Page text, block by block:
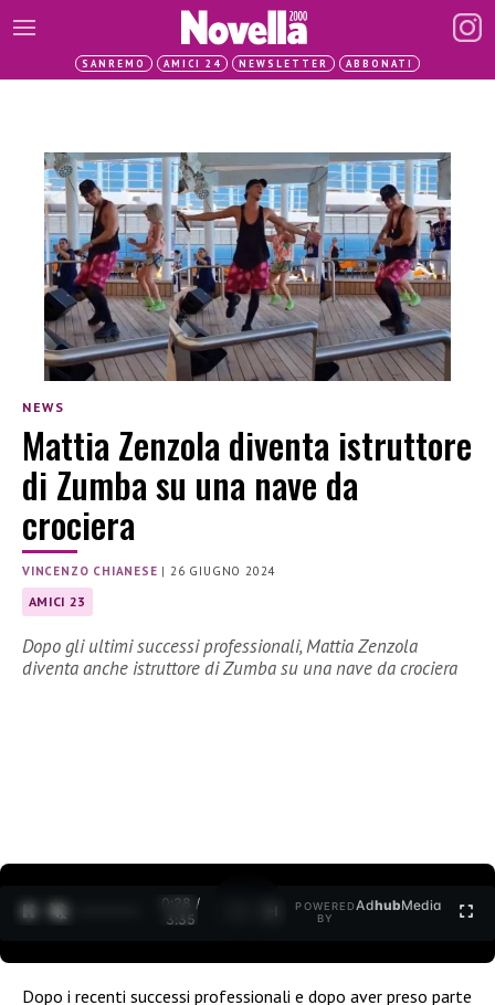
SANREMO AMICI 24 NEWSLETTER ABBONATI
NEWS
Mattia Zenzola diventa istruttore
di Zumba su una nave da
crociera
VINCENZO CHIANESE |26 GIUGNO 2024
AMICI 23
Dopo gli ultimi successi professionali, Mattia Zenzola
diventa anche istruttore di Zumba su una nave da crociera
0:30 /
3:35
POWERED
BY
AdhubMedia
Dopo i recenti successi professionali e dopo aver preso parte